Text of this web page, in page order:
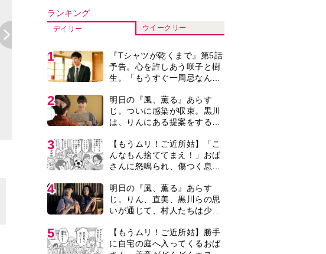
支援者や弁護団に手田中薫弁護士 を振る袴田巖さん（左）と姉のひで子さん（右）（
5
に自宅の庭へ入ってくるおば
さん。善意がどんどんエスカ
6
【もうムリ！ご近所姑】「今
日はどこ行くん？」出かける
度に聞いてくる近所のおばさ
まり…【第1話】
7
演歌歌手・市川由紀乃「更年
期かと思ったら〈卵巣がん〉
だった。９ヵ月の闘病を経て
紙を今も支えに」【2026上半
期BEST】
8
＜3人って誰のこと？＞『Tシ
ャツが乾くまで』水族館で咲
子が放った〈何気ない一言〉
線？」「子どもの話だと…」
9
『Tシャツが乾くまで』第5話
あらすじ。充のメモを頼りに
長野を訪ねた咲子。一方の樹
タバレあり＞
10
古代ギリシアの『植物誌』を
82歳で完訳・小川洋子「子育